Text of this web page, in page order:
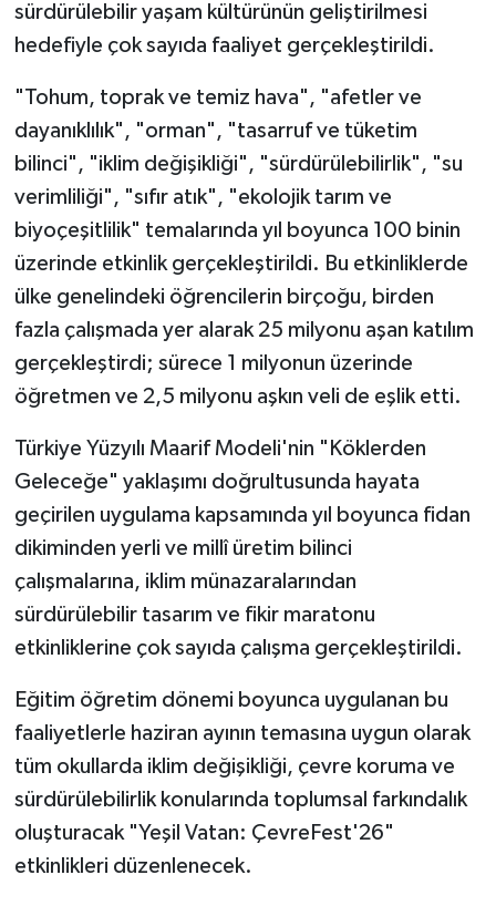
sürdürülebilir yaşam kültürünün geliştirilmesi
hedefiyle çok sayıda faaliyet gerçekleştirildi.
"Tohum, toprak ve temiz hava", "afetler ve
dayanıklılık", "orman", "tasarruf ve tüketim
bilinci", "iklim değişikliği", "sürdürülebilirlik", "su
verimliliği", "sıfır atık", "ekolojik tarım ve
biyoçeşitlilik" temalarında yıl boyunca 100 binin
üzerinde etkinlik gerçekleştirildi. Bu etkinliklerde
ülke genelindeki öğrencilerin birçoğu, birden
fazla çalışmada yer alarak 25 milyonu aşan katılım
gerçekleştirdi; sürece 1 milyonun üzerinde
öğretmen ve 2,5 milyonu aşkın veli de eşlik etti.
Türkiye Yüzyılı Maarif Modeli'nin "Köklerden
Geleceğe" yaklaşımı doğrultusunda hayata
geçirilen uygulama kapsamında yıl boyunca fidan
dikiminden yerli ve millî üretim bilinci
çalışmalarına, iklim münazaralarından
sürdürülebilir tasarım ve fikir maratonu
etkinliklerine çok sayıda çalışma gerçekleştirildi.
Eğitim öğretim dönemi boyunca uygulanan bu
faaliyetlerle haziran ayının temasına uygun olarak
tüm okullarda iklim değişikliği, çevre koruma ve
sürdürülebilirlik konularında toplumsal farkındalık
oluşturacak "Yeşil Vatan: ÇevreFest'26"
etkinlikleri düzenlenecek.